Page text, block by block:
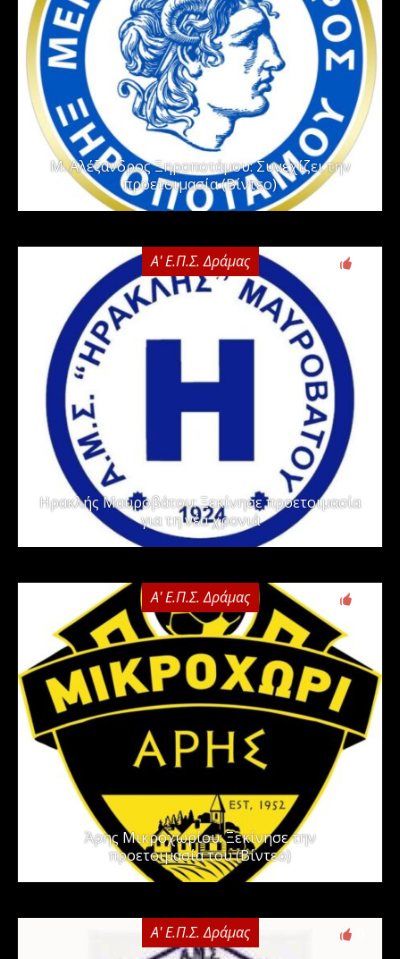
Μ. Αλέξανδρος Ξηροποτάμου: Συνεχίζει την
προετοιμασία (Βίντεο)
Α' Ε.Π.Σ. Δράμας
Ηρακλής Μαυροβάτου: Ξεκίνησε προετοιμασία
για τη νέα χρονιά
Α' Ε.Π.Σ. Δράμας
Άρης Μικροχωρίου: Ξεκίνησε την
προετοιμασία του (Βίντεο)
Α' Ε.Π.Σ. Δράμας